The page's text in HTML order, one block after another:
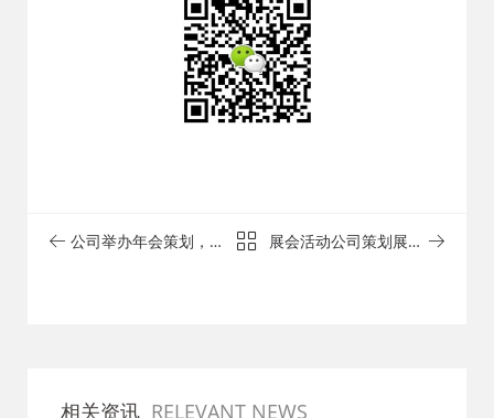
公司举办年会策划，这
展会活动公司策划展厅
相关资讯 RELEVANT NEWS